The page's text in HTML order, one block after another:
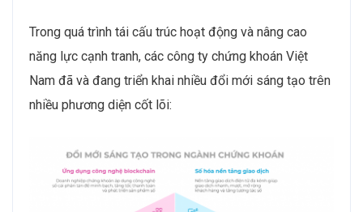
Trong quá trình tái cấu trúc hoạt động và nâng cao
năng lực cạnh tranh, các công ty chứng khoán Việt
Nam đã và đang triển khai nhiều đổi mới sáng tạo trên
nhiều phương diện cốt lõi: